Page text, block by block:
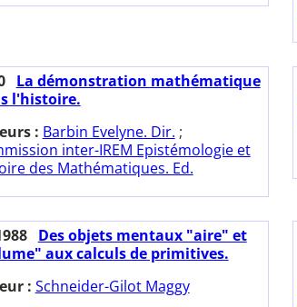
La démonstration mathématique
l'histoire.
: Barbin Evelyne. Dir. ;
inter-IREM Epistémologie et
des Mathématiques. Ed.
Des objets mentaux "aire" et
aux calculs de primitives.
: Schneider-Gilot Maggy